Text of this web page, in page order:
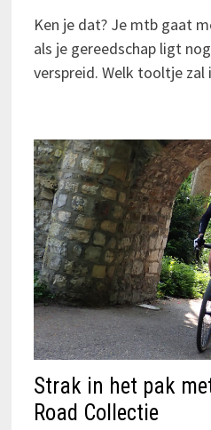
Ken je dat? Je mtb gaat
als je gereedschap ligt
verspreid. Welk tooltje
Strak in het pak
Road Collectie